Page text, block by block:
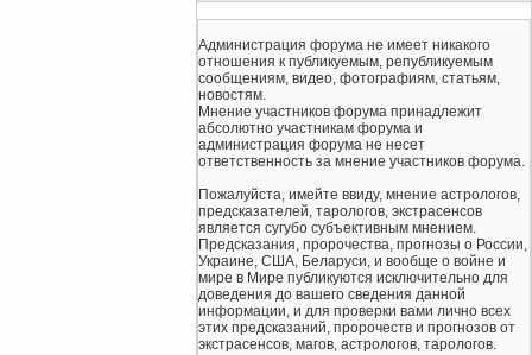
Администрация форума не имеет никакого
отношения к публикуемым, републикуемым
сообщениям, видео, фотографиям, статьям,
новостям.
Мнение участников форума принадлежит
абсолютно участникам форума и
администрация форума не несет
ответственность за мнение участников форума.
Пожалуйста, имейте ввиду, мнение астрологов,
предсказателей, тарологов, экстрасенсов
является сугубо субъективным мнением.
Предсказания, пророчества, прогнозы о России,
Украине, США, Беларуси, и вообще о войне и
мире в Мире публикуются исключительно для
доведения до вашего сведения данной
информации, и для проверки вами лично всех
этих предсказаний, пророчеств и прогнозов от
экстрасенсов, магов, астрологов, тарологов.